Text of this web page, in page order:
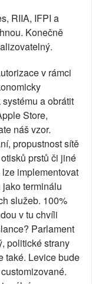
RIIA, IFPI a
Konečně
v rámci
a obrátit
Store,
náš vzor.
propustnost sítě
prstů či jiné
implementovat
terminálu
služeb. 100%
v tu chvíli
Parlament
politické strany
také. Levice bude